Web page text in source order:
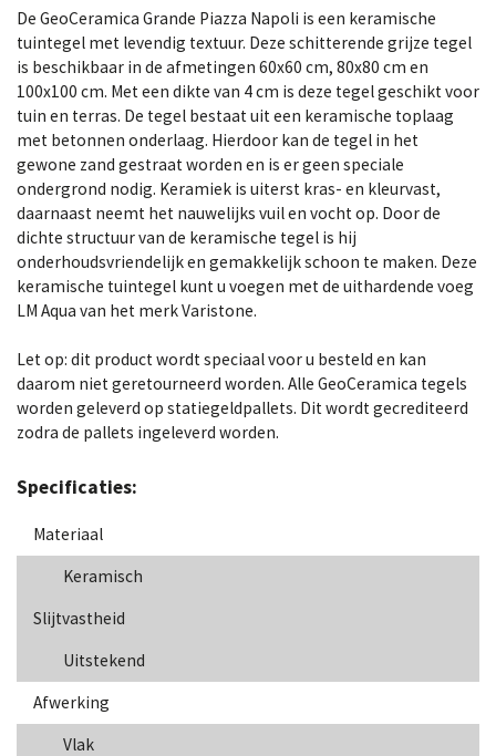
De GeoCeramica Grande Piazza Napoli is een keramische
tuintegel met levendig textuur. Deze schitterende grijze tegel
is beschikbaar in de afmetingen 60x60 cm, 80x80 cm en
100x100 cm. Met een dikte van 4 cm is deze tegel geschikt voor
tuin en terras. De tegel bestaat uit een keramische toplaag
met betonnen onderlaag. Hierdoor kan de tegel in het
gewone zand gestraat worden en is er geen speciale
ondergrond nodig. Keramiek is uiterst kras- en kleurvast,
daarnaast neemt het nauwelijks vuil en vocht op. Door de
dichte structuur van de keramische tegel is hij
onderhoudsvriendelijk en gemakkelijk schoon te maken. Deze
keramische tuintegel kunt u voegen met de uithardende voeg
LM Aqua van het merk Varistone.
Let op: dit product wordt speciaal voor u besteld en kan
daarom niet geretourneerd worden. Alle GeoCeramica tegels
worden geleverd op statiegeldpallets. Dit wordt gecrediteerd
zodra de pallets ingeleverd worden.
Specificaties:
Materiaal
Keramisch
Slijtvastheid
Uitstekend
Afwerking
Vlak